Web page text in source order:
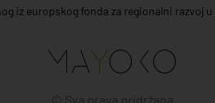
iz europskog fonda za regionalni razvoj
© Sva prava pridržana